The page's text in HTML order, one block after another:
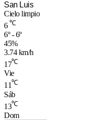
San Luis
Cielo limpio
6 ℃
6º - 6º
45%
3.74 km/h
17℃
Vie
11℃
Sáb
13℃
Dom